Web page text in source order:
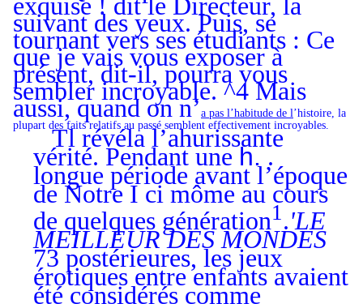
suivant des yeux. Puis, se
tournant vers ses étudiants : Ce
que je vais vous exposer à
présent, dit-il, pourra vous
sembler incroyable. ^4 Mais
aussi, quand on n’a pas l’habitude de l ’histoire, la
plupart des faits relatifs au passé semblent effectivement incroyables.
Tl révéla l’ahurissante
vérité. Pendant uneh..
longue période avant l’époque
de Notre I ci môme au cours
de quelques génération1 .'LE
MEILLEUR DES MONDES
73 postérieures, les jeux
érotiques entre enfants avaient
été considérés comme